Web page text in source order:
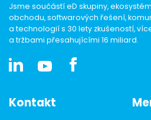
Jsme součástí eD skupiny,
obchodu, softwarových řešení,
a technologií s 30 lety zkušeností,
a tržbami přesahujícími 16 miliard.
Kontakt